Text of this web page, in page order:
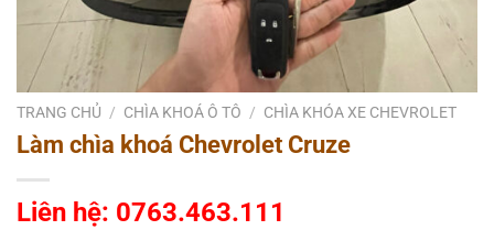
TRANG CHỦ / CHÌA KHOÁ Ô TÔ / CHÌA KHÓA XE CHEVROLET
Làm chìa khoá Chevrolet Cruze
Liên hệ: 0763.463.111